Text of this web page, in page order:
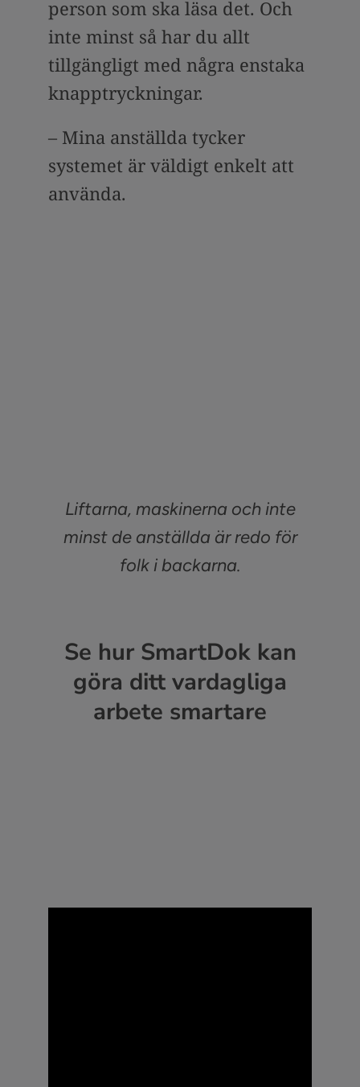
person som ska läsa det. Och
inte minst så har du allt
tillgängligt med några enstaka
knapptryckningar.
– Mina anställda tycker
systemet är väldigt enkelt att
använda.
Liftarna, maskinerna och inte
minst de anställda är redo för
folk i backarna.
Se hur SmartDok kan
göra ditt vardagliga
arbete smartare